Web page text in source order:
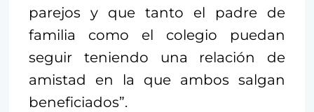
parejos y que tanto el padre de
familia como el colegio puedan
seguir teniendo una relación de
amistad en la que ambos salgan
beneficiados”.